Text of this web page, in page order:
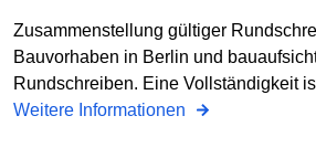
Zusammenstellung gültiger
Bauvorhaben in Berlin und
Rundschreiben. Eine Vollständigkeit
Weitere Informationen